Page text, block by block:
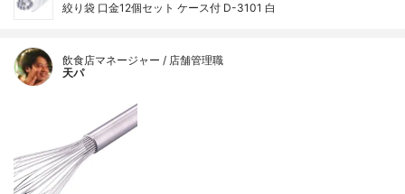
絞り袋 口金12個セット ケース付 D-3101 白
飲食店マネージャー / 店舗管理職
天パ